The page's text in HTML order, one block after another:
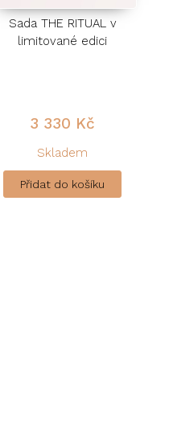
Sada THE RITUAL v
limitované edici
3 330 Kč
Skladem
Přidat do košíku